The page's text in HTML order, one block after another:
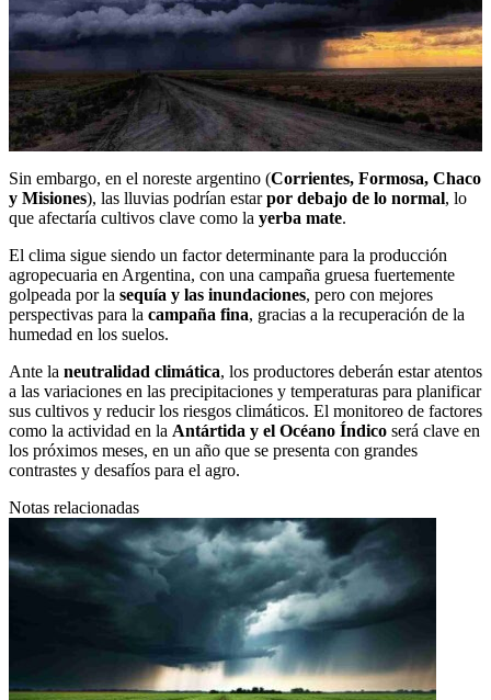
Sin embargo, en el noreste argentino (Corrientes, Formosa, Chaco
y Misiones), las lluvias podrían estarpor debajo de lo normal, lo
que afectaría cultivos clave como la yerba mate.
El clima sigue siendo un factor determinante para la producción
agropecuaria en Argentina, con una campaña gruesa fuertemente
golpeada por la sequía y las inundaciones, pero con mejores
perspectivas para la campaña fina, gracias a la recuperación de la
humedad en los suelos.
Ante la neutralidad climática, los productores deberán estar atentos
a las variaciones en las precipitaciones y temperaturas para planificar
sus cultivos y reducir los riesgos climáticos. El monitoreo de factores
como la actividad en la Antártida y el Océano Índico será clave en
los próximos meses, en un año que se presenta con grandes
contrastes y desafíos para el agro.
Notas relacionadas